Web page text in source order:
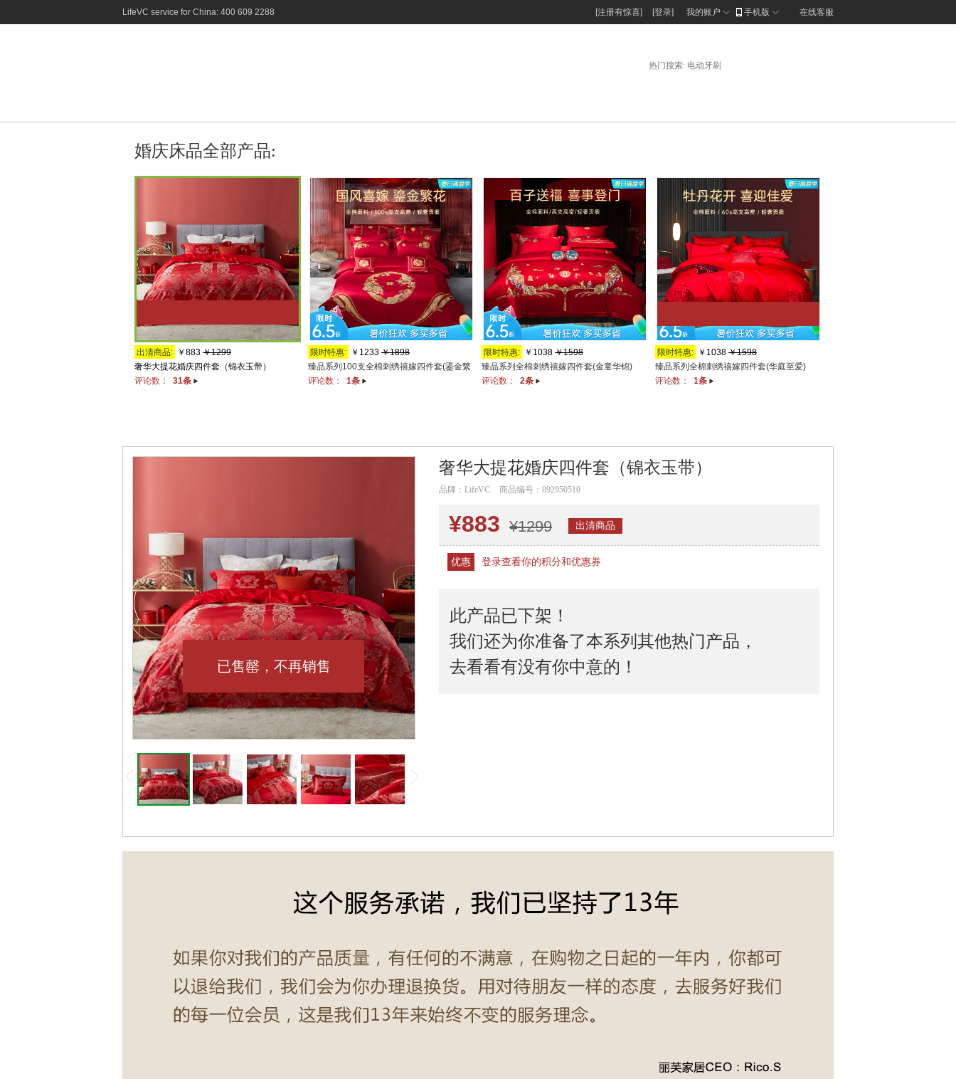
LifeVC service for China: 400 609 2288 [注册有惊喜] [登录] 我的账户 手机版 在线客服
婚庆床品全部产品:
出清商品: ￥883 ￥1299
奢华大提花婚庆四件套（锦衣玉带）
评论数：
31条
限时特惠: ￥1233 ￥1898
臻品系列100支全棉刺绣禧嫁四件套(鎏金繁
花)
评论数： 1条
限时特惠: ￥1038 ￥1598
臻品系列全棉刺绣禧嫁四件套(金童华锦)
评论数：
2条
限时特惠: ￥1038 ￥1598
臻品系列全棉刺绣禧嫁四件套(华庭至爱)
评论数：
1条
奢华大提花婚庆四件套（锦衣玉带）
品牌： LifeVC 商品编号： 892950510
¥883 ¥1299 出清商品
优惠 登录查看你的积分和优惠券
此产品已下架！
我们还为你准备了本系列其他热门产品，
去看看有没有你中意的！
已售罄，不再销售